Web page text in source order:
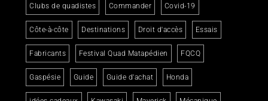
Clubs de quadistes Commander Covid-19
Côte-à-côte Destinations Droit d'accès Essais
Fabricants Festival Quad Matapédien FQCQ
Gaspésie Guide Guide d'achat Honda